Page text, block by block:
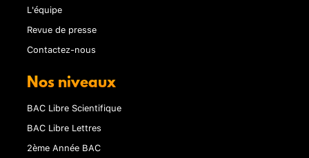
L'équipe
Revue de presse
Contactez-nous
Nos niveaux
BAC Libre Scientifique
BAC Libre Lettres
2ème Année BAC